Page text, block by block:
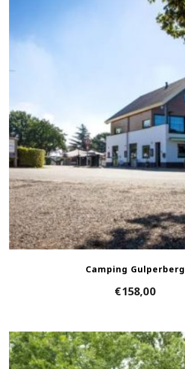
Camping Gulperberg
€158,00